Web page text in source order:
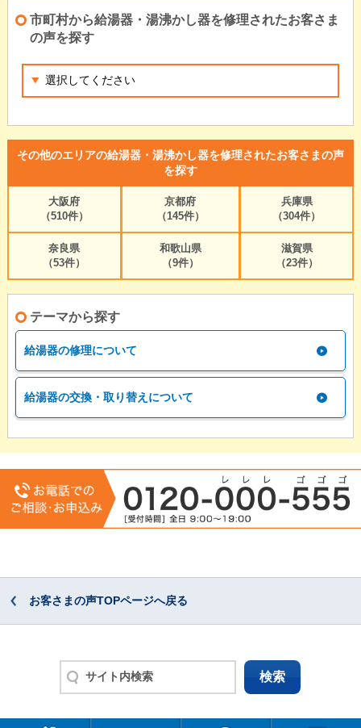
市町村から給湯器・湯沸かし器を修理されたお客さま
の声を探す
その他のエリアの給湯器・湯沸かし器を修理されたお客さまの声
を探す
大阪府
（510件）
京都府
（145件）
兵庫県
（304件）
奈良県
（53件）
和歌山県
（9件）
滋賀県
（23件）
テーマから探す
給湯器の修理について
給湯器の交換・取り替えについて
お客さまの声TOPページへ戻る